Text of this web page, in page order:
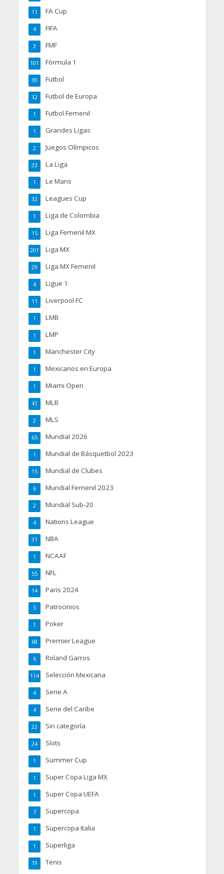
FA Cup
11
FIFA
4
FMF
3
Fórmula 1
101
Futbol
30
Futbol de Europa
32
Futbol Femenil
1
Grandes Ligas
1
Juegos Olímpicos
2
La Liga
33
Le Mans
1
Leagues Cup
32
Liga de Colombia
1
Liga Femenil MX
15
Liga MX
201
Liga MX Femenil
29
Ligue 1
4
Liverpool FC
11
LMB
1
LMP
1
Manchester City
1
Mexicanos en Europa
1
Miami Open
1
MLB
41
MLS
2
Mundial 2026
65
Mundial de Básquetbol 2023
1
Mundial de Clubes
15
Mundial Femenil 2023
6
Mundial Sub-20
2
Nations League
4
NBA
31
NCAAF
1
NFL
55
Paris 2024
14
Patrocinios
3
Poker
1
Premier League
68
Roland Garros
6
Selección Mexicana
114
Serie A
4
Serie del Caribe
4
Sin categoría
22
Slots
24
Summer Cup
1
Super Copa Liga MX
1
Super Copa UEFA
1
Supercopa
7
Supercopa Italia
1
Superliga
1
Tenis
19